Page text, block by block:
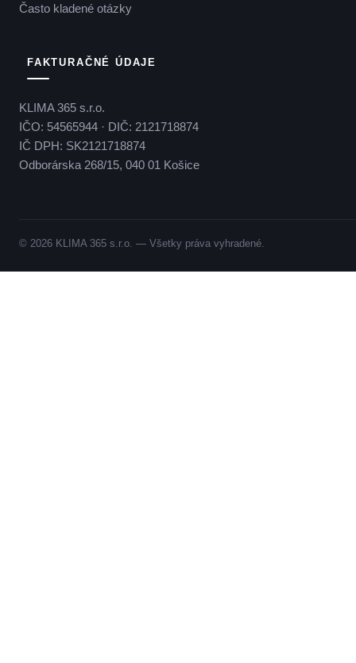
Často kladené otázky
FAKTURAČNÉ ÚDAJE
KLIMA 365 s.r.o.
IČO: 54565944 · DIČ: 2121718874
IČ DPH: SK2121718874
Odborárska 268/15, 040 01 Košice
© 2026 KLIMA 365 s.r.o. — Všetky práva vyhradené.